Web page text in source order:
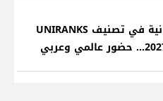
الجامعات اللبنانية في تصنيف UNIRANKS